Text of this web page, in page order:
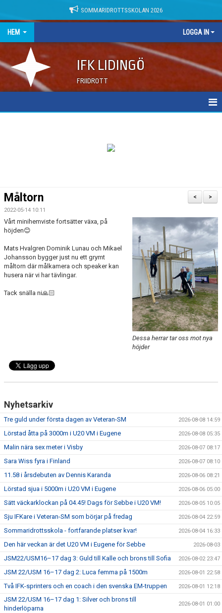
SOMMARIDROTTSSKOLAN 2026
HEM LOGGA IN
IFK LIDINGÖ
FRIIDROTT
>
<
Måltorn
2022-05-14 10:11
Dessa herrar tar oss mot nya
höjder
Vårt minihemviste fortsätter växa, på
höjden😊
Mats Hvalgren Dominik Lunau och Mikael
Johansson bygger just nu ett grymt
måltorn där målkamera och speaker kan
husera när vi har tävlingar.
Tack snälla ni🙏🏻
Nyhetsarkiv
Tre guld under första dagen av Veteran-SM 2026-08-08 14:59
Lörstad åtta på 3000m i U20 VM i Eugene 2026-08-08 05:35
Malin nära sex meter i Visby 2026-08-07 08:17
Sara Wiss fyra i Finland 2026-08-07 08:10
11.58 i årsdebuten av Dennis Karanda 2026-08-06 08:21
Lörstad sjua i 5000m i U20 VM i Eugene 2026-08-06 05:00
Sätt väckarklockan på 04.45! Dags för Sebbe i U20 VM! 2026-08-05 10:05
Sju IFKare i Veteran-SM som börjar på fredag 2026-08-04 22:59
Sommaridrottsskola - fortfarande platser kvar! 2026-08-04 16:33
Den här veckan är det U20 VM i Eugene för Sebbe 2026-08-03
JSM22/USM16–17 dag 3: Guld till Kalle och brons till Sofia 2026-08-02 23:47
JSM 22/USM 16–17 dag 2: Luca femma på 1500m 2026-08-01 22:58
Två IFK-sprinters och en coach i den svenska EM-truppen 2026-08-01 12:18
JSM 22/USM 16–17 dag 1: Silver och brons till
hinderlöparna
2026-08-01 01:00